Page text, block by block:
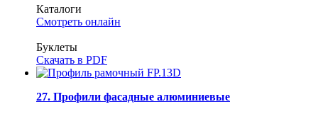
Каталоги
Смотреть онлайн
Буклеты
Скачать в PDF
27. Профили фасадные алюминиевые